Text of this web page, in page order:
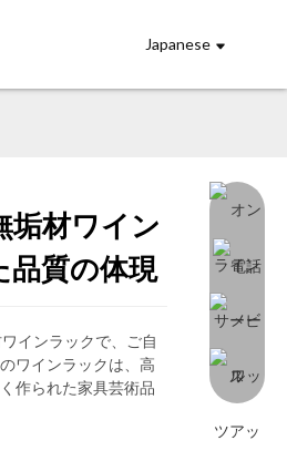
Japanese
Loading...
Loading...
垢材ワイン
品質の体現
インラックで、ご自
ワインラックは、高
作られた家具芸術品